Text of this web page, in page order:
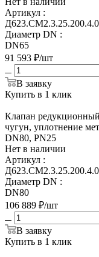
Артикул :
Диаметр DN :
DN65
91 593 ₽/шт
В заявку
Купить в 1 клик
Клапан
чугун, уплотнение
DN80, PN25
Нет в наличии
Артикул :
Диаметр DN :
DN80
106 889 ₽/шт
В заявку
Купить в 1 клик